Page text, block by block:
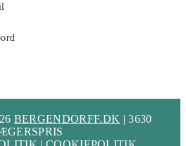
BERGENDORFF.DK | 3630